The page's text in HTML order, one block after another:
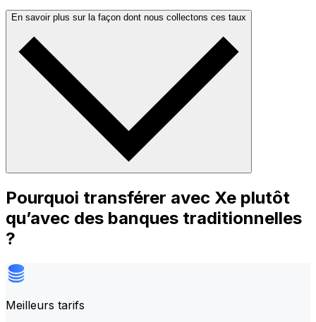
En savoir plus sur la façon dont nous collectons ces taux
Pourquoi transférer avec Xe plutôt
qu’avec des banques traditionnelles
?
Meilleurs tarifs